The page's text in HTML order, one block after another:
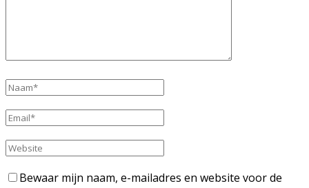
Bewaar mijn naam, e-mailadres en website voor de